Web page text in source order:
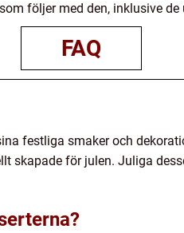
följer med den, inklusive
FAQ
festliga smaker och
skapade för julen. Juliga